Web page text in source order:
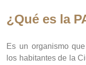
¿Qué es la
Es un organismo
los habitantes de la